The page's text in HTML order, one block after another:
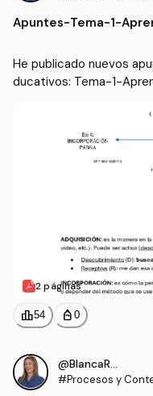
Apuntes-Tema-1-
He publicado nuevos
ducativos: Tema-1-
2 páginas
leaderboard54 personal_bag 0
@BlancaRomero02
#Procesos y